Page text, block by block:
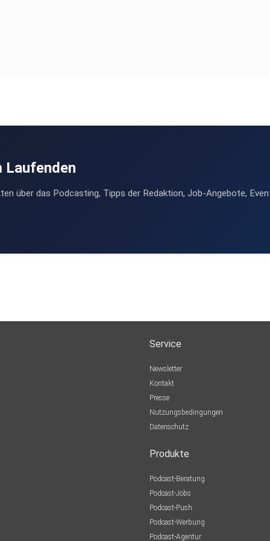
Laufenden
über das Podcasting, Tipps der Redaktion, Job-Angebote,
Service
Newsletter
Kontakt
Presse
Nutzungsbedingungen
Datenschutz
Produkte
Podcast-Beratung
Podcast-Jobs
Podcast-Push
Podcast-Werbung
Podcast-Agentur